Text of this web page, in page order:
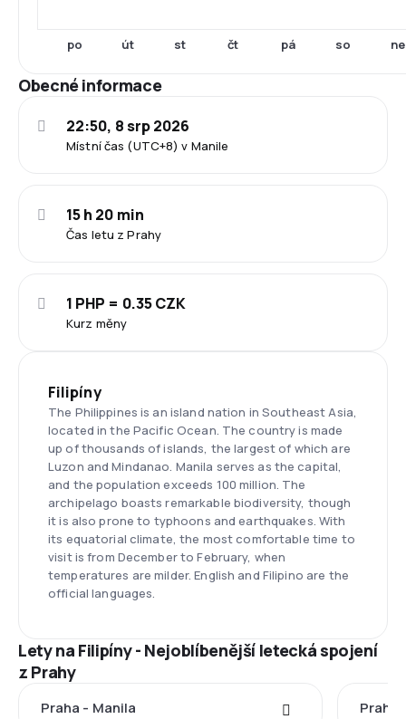
po út st čt pá so ne
Obecné informace
Místní čas (UTC+8) v Manile
22:50, 8 srp 2026
Čas letu z Prahy
15 h 20 min
Kurz měny
1 PHP = 0.35 CZK
Filipíny
The Philippines is an island nation in Southeast Asia,
located in the Pacific Ocean. The country is made
up of thousands of islands, the largest of which are
Luzon and Mindanao. Manila serves as the capital,
and the population exceeds 100 million. The
archipelago boasts remarkable biodiversity, though
it is also prone to typhoons and earthquakes. With
its equatorial climate, the most comfortable time to
visit is from December to February, when
temperatures are milder. English and Filipino are the
official languages.
Lety na Filipíny - Nejoblíbenější letecká spojení
z Prahy
Praha - Manila Praha